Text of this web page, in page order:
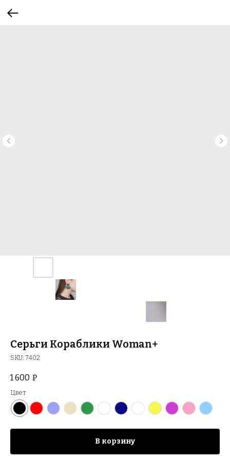
Серьги Кораблики Woman+
SKU: 7402
1 600 ₽
Цвет
В корзину